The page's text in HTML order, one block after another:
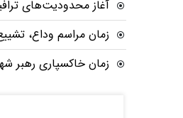
آغاز محدودیت‌های
زمان مراسم وداع،
زمان خاکسپاری